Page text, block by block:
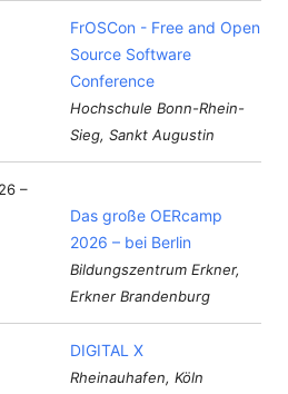
FrOSCon - Free and Open
Source Software
Conference
Hochschule Bonn-Rhein-
Sieg, Sankt Augustin
Das große OERcamp
2026 – bei Berlin
Bildungszentrum Erkner,
Erkner Brandenburg
DIGITAL X
Rheinauhafen, Köln